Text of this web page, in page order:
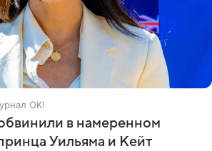
OK!
в намеренном
Уильяма и Кейт